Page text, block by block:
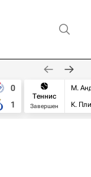
0
1
Теннис
Завершен
М.
К.